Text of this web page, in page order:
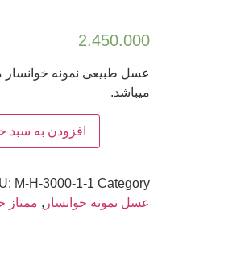
2.450.000
میباشد.
افزودن به سبد
M-H-3000-1-1 Category:
عسل نمونه خوانسار , ممتاز